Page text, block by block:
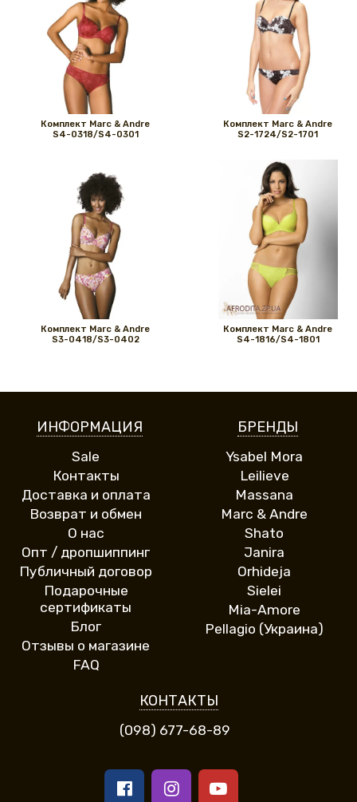
Комплект Marс & Andre
S4-0318/S4-0301
Комплект Marс & Andre
S2-1724/S2-1701
Комплект Marс & Andre
S3-0418/S3-0402
Комплект Marс & Andre
S4-1816/S4-1801
ИНФОРМАЦИЯ
Sale
Контакты
Доставка и оплата
Возврат и обмен
О нас
Опт / дропшиппинг
Публичный договор
Подарочные
сертификаты
Блог
Отзывы о магазине
FAQ
БРЕНДЫ
Ysabel Mora
Leilieve
Massana
Marc & Andre
Shato
Janira
Orhideja
Sielei
Mia-Amore
Pellagio (Украина)
КОНТАКТЫ
(098) 677-68-89